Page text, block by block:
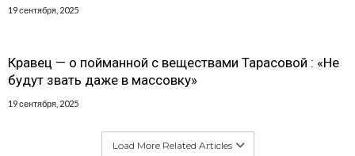
19 сентября, 2025
Кравец — о пойманной с веществами Тарасовой : «Не
будут звать даже в массовку»
19 сентября, 2025
Load More Related Articles